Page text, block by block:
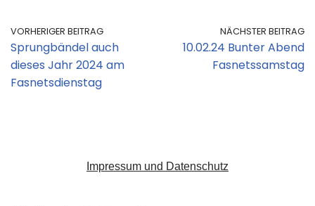
VORHERIGER BEITRAG
Sprungbändel auch
dieses Jahr 2024 am
Fasnetsdienstag
NÄCHSTER BEITRAG
10.02.24 Bunter Abend
Fasnetssamstag
Impressum und Datenschutz